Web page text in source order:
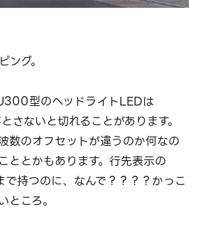
グ。
型のヘッドライトLEDは
さないと切れることがあります。
数のオフセットが違うのか何なの
ととかもあります。行先表示の
持つのに、なんで？？？？かっこ
ところ。